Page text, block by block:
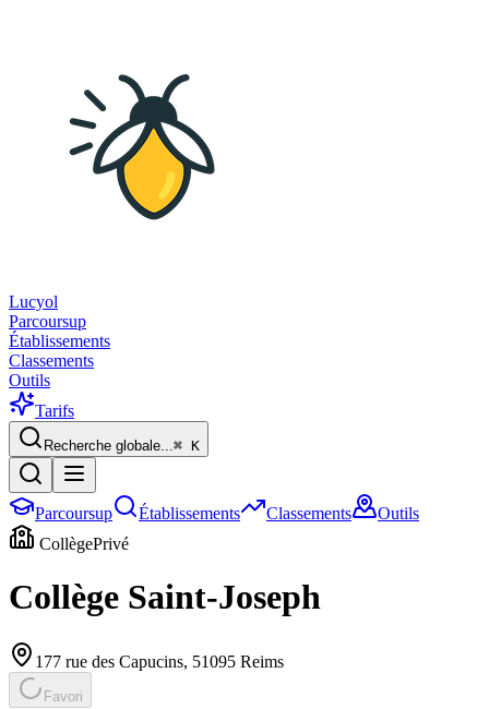
Lucyol
Parcoursup
Établissements
Classements
Outils
Tarifs
Recherche globale...⌘ K
Parcoursup Établissements Classements
Outils
CollègePrivé
Collège Saint-Joseph
177 rue des Capucins, 51095 Reims
Favori